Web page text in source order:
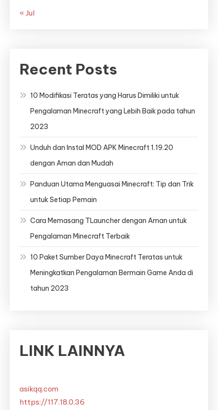
« Jul
Recent Posts
10 Modifikasi Teratas yang Harus Dimiliki untuk
Pengalaman Minecraft yang Lebih Baik pada tahun
2023
Unduh dan Instal MOD APK Minecraft 1.19.20
dengan Aman dan Mudah
Panduan Utama Menguasai Minecraft: Tip dan Trik
untuk Setiap Pemain
Cara Memasang TLauncher dengan Aman untuk
Pengalaman Minecraft Terbaik
10 Paket Sumber Daya Minecraft Teratas untuk
Meningkatkan Pengalaman Bermain Game Anda di
tahun 2023
LINK LAINNYA
asikqq.com
https://117.18.0.36